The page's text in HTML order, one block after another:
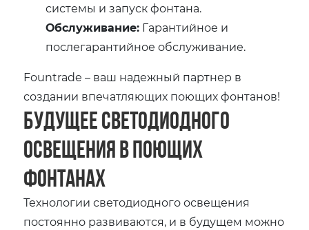
системы и запуск фонтана.
Обслуживание: Гарантийное и
послегарантийное обслуживание.
Fountrade – ваш надежный партнер в
создании впечатляющих поющих фонтанов!
Будущее светодиодного
освещения в поющих
фонтанах
Технологии светодиодного освещения
постоянно развиваются, и в будущем можно